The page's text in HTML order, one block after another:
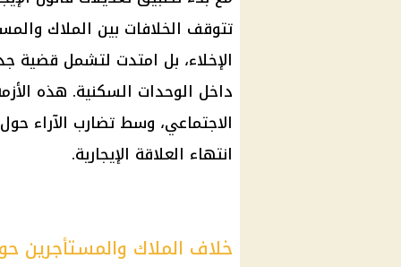
تتوقف الخلافات بين الملاك
الإخلاء، بل امتدت لتشمل قضية
داخل الوحدات السكنية. هذه
الاجتماعي، وسط تضارب الآراء
انتهاء العلاقة الإيجارية.
خلاف الملاك والمستأجرين